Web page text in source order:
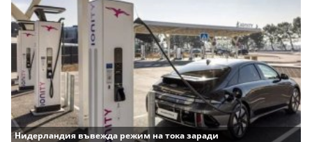
Нидерландия въвежда режим на тока заради